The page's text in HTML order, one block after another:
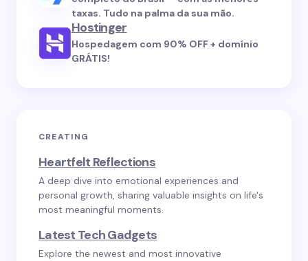
taxas. Tudo na palma da sua mão.
Hostinger
Hospedagem com 90% OFF + domínio
GRÁTIS!
CREATING
Heartfelt Reflections
A deep dive into emotional experiences and
personal growth, sharing valuable insights on life's
most meaningful moments.
Latest Tech Gadgets
Explore the newest and most innovative